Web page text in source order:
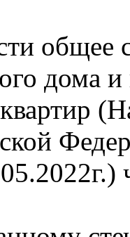
общее
дома и
квартир